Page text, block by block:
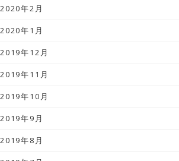
2020年2月
2020年1月
2019年12月
2019年11月
2019年10月
2019年9月
2019年8月